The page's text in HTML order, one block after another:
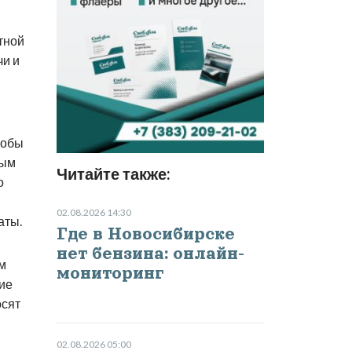
и
Читайте также:
02.08.2026 14:30
Где в Новосибирске
нет бензина: онлайн-
мониторинг
02.08.2026 05:00